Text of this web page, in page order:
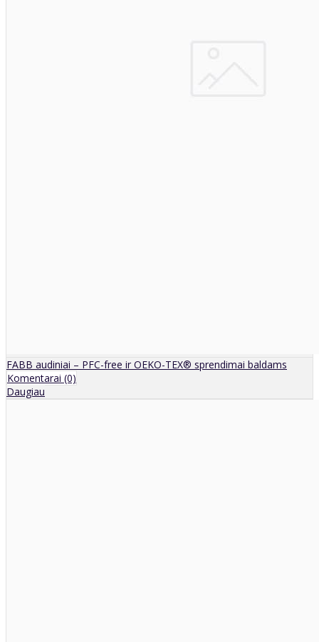
FABB audiniai – PFC-free ir OEKO-TEX® sprendimai baldams
Komentarai (0)
Daugiau